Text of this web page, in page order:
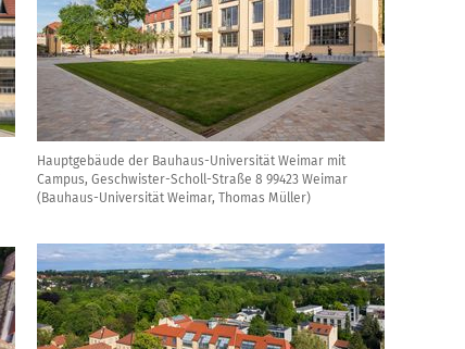
Hauptgebäude der Bauhaus-Universität Weimar mit
Campus, Geschwister-Scholl-Straße 8 99423 Weimar
(Bauhaus-Universität Weimar, Thomas Müller)